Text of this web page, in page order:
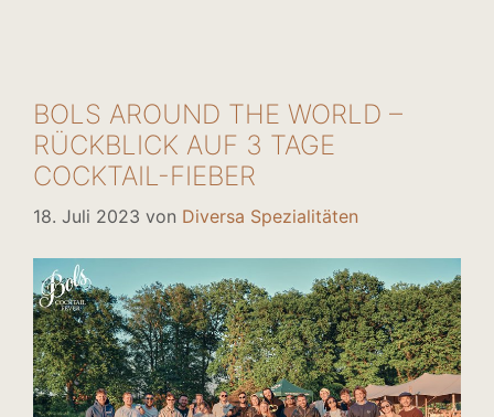
BOLS AROUND THE WORLD –
RÜCKBLICK AUF 3 TAGE
COCKTAIL-FIEBER
18. Juli 2023 von Diversa Spezialitäten